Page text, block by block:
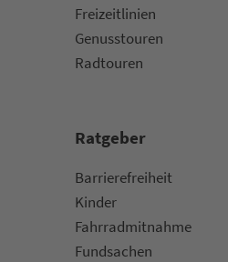
Frei­zeit­li­ni­en
Genusstouren
Radtouren
Rat­ge­ber
Bar­ri­e­re­frei­heit
Kinder
Fahr­rad­mit­nah­me
Fund­sachen